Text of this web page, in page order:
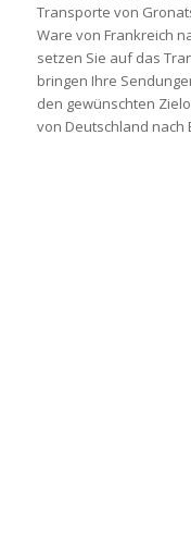
Transporte von
Ware von Frankreich
setzen Sie auf das
bringen Ihre
den gewünschten
von Deutschland nach